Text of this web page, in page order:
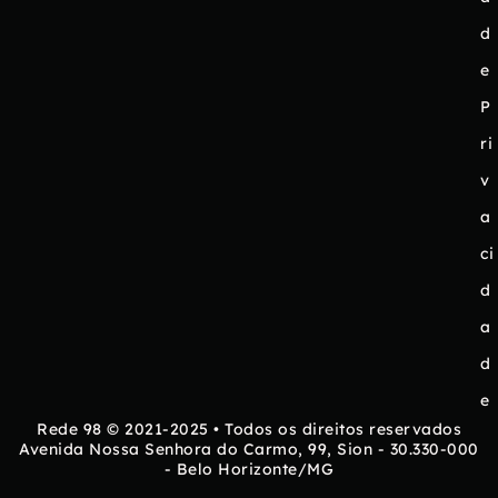
d
e
P
ri
v
a
ci
d
a
d
e
Rede 98 © 2021-2025 • Todos os direitos reservados
Avenida Nossa Senhora do Carmo, 99, Sion - 30.330-000
- Belo Horizonte/MG